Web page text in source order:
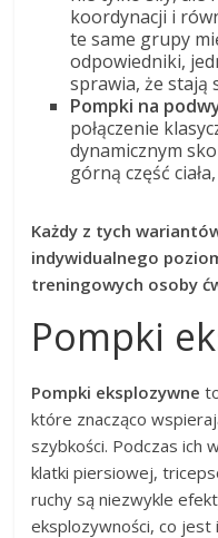
koordynacji i
te same grupy
odpowiedniki,
sprawia, że stają
Pompki na
połączenie
dynamicznym
górną część
Każdy z tych
indywidualnego
treningowych osoby
Pompki
Pompki eksplozywne
które znacząco
szybkości. Podczas ich
klatki piersiowej,
ruchy są niezwykle
eksplozywności, co